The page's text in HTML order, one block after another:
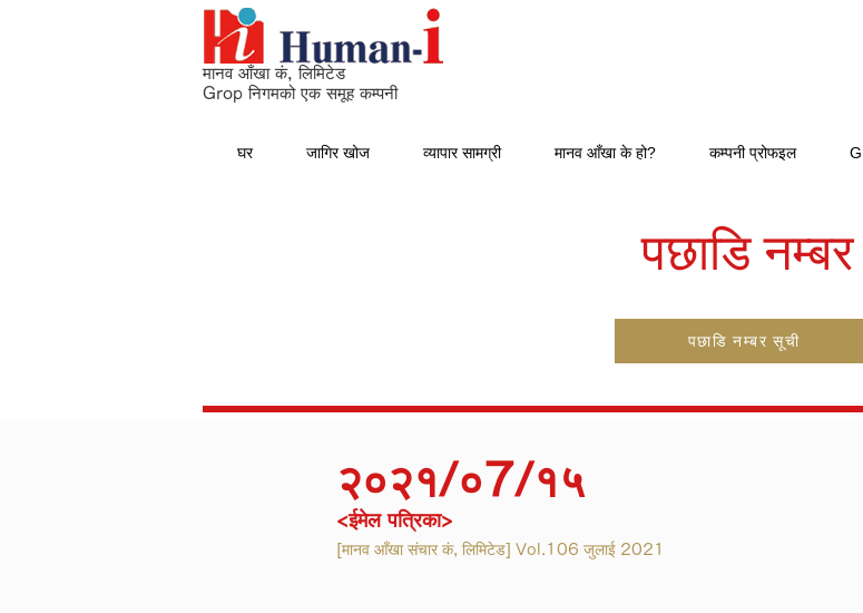
मानव आँखा कं, लिमिटेड
Grop निगमको एक समूह कम्पनी
घर जागिर खोज व्यापार सामग्री मानव आँखा के हो? कम्पनी प्रोफइल
पछाडि नम्बर
पछाडि नम्बर सूची
२०२१/०7/१५
<ईमेल पत्रिका>
[मानव आँखा संचार कं, लिमिटेड] Vol.106 जुलाई 2021